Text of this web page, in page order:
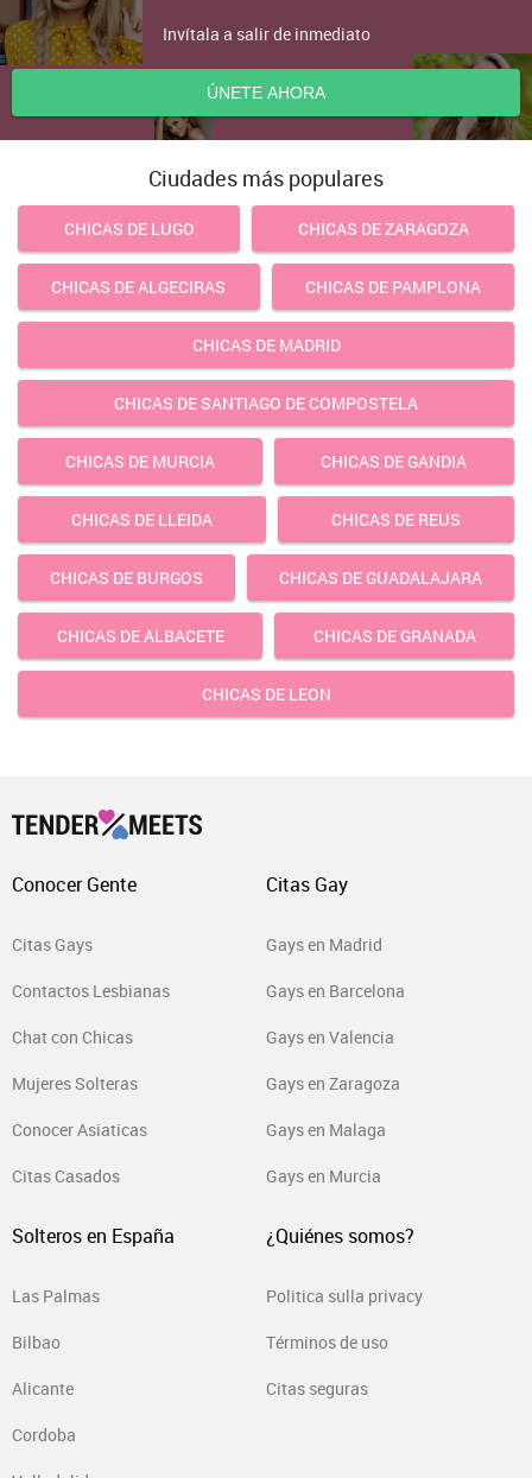
Invítala a salir de inmediato
ÚNETE AHORA
Ciudades más populares
CHICAS DE LUGO CHICAS DE ZARAGOZA
CHICAS DE ALGECIRAS CHICAS DE PAMPLONA
CHICAS DE MADRID
CHICAS DE SANTIAGO DE COMPOSTELA
CHICAS DE MURCIA CHICAS DE GANDIA
CHICAS DE LLEIDA CHICAS DE REUS
CHICAS DE BURGOS CHICAS DE GUADALAJARA
CHICAS DE ALBACETE CHICAS DE GRANADA
CHICAS DE LEON
Conocer Gente
Citas Gays
Contactos Lesbianas
Chat con Chicas
Mujeres Solteras
Conocer Asiaticas
Citas Casados
Citas Gay
Gays en Madrid
Gays en Barcelona
Gays en Valencia
Gays en Zaragoza
Gays en Malaga
Gays en Murcia
Solteros en España
Las Palmas
Bilbao
Alicante
Cordoba
¿Quiénes somos?
Politica sulla privacy
Términos de uso
Citas seguras